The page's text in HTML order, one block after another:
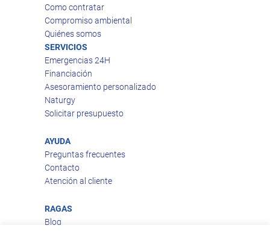
Como contratar
Compromiso ambiental
Quiénes somos
SERVICIOS
Emergencias 24H
Financiación
Asesoramiento personalizado
Naturgy
Solicitar presupuesto
AYUDA
Preguntas frecuentes
Contacto
Atención al cliente
RAGAS
Blog